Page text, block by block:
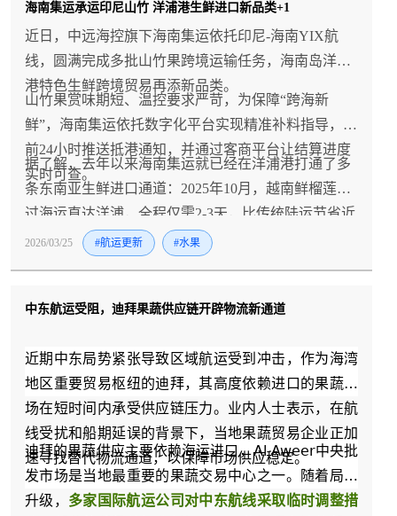
海南集运承运印尼山竹 洋浦港生鲜进口新品类+1
近日，中远海控旗下海南集运依托印尼-海南YIX航
线，圆满完成多批山竹果跨境运输任务，海南岛洋浦
港特色生鲜跨境贸易再添新品类。
山竹果赏味期短、温控要求严苛，为保障“跨海新
鲜”，海南集运依托数字化平台实现精准补料指导，提
前24小时推送抵港通知，并通过客商平台让结算进度
实时可查。
据了解，去年以来海南集运就已经在洋浦港打通了多
条东南亚生鲜进口通道：2025年10月，越南鲜榴莲通
过海运直达洋浦，全程仅需2-3天，比传统陆运节省近
一半时间；今年2月，泰国新鲜龙眼搭乘JTV直航航线
运已经形成了以洋浦港为枢纽，覆盖榴莲、龙眼、山
2026/03/25 #航运更新 #水果
中东航运受阻，迪拜果蔬供应链开辟物流新通道
近期中东局势紧张导致区域航运受到冲击，作为海湾
地区重要贸易枢纽的迪拜，其高度依赖进口的果蔬市
场在短时间内承受供应链压力。业内人士表示，在航
线受扰和船期延误的背景下，当地果蔬贸易企业正加
速寻找替代物流通道，以保障市场供应稳定。
迪拜的果蔬供应主要依赖海运进口，Al Aweer中央批
发市场是当地最重要的果蔬交易中心之一。随着局势
升级， 多家国际航运公司对中东航线采取临时调整措